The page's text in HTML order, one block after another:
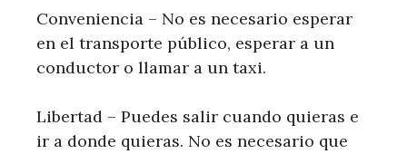
Conveniencia – No es necesario esperar
en el transporte público, esperar a un
conductor o llamar a un taxi.
Libertad – Puedes salir cuando quieras e
ir a donde quieras. No es necesario que